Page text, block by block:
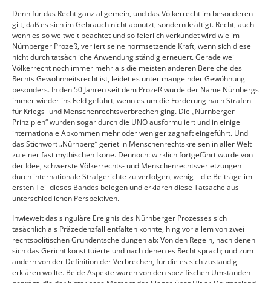
Denn für das Recht ganz allgemein, und das Völkerrecht im besonderen
gilt, daß es sich im Gebrauch nicht abnutzt, sondern kräftigt. Recht, auch
wenn es so weltweit beachtet und so feierlich verkündet wird wie im
Nürnberger Prozeß, verliert seine normsetzende Kraft, wenn sich diese
nicht durch tatsächliche Anwendung ständig erneuert. Gerade weil
Völkerrecht noch immer mehr als die meisten anderen Bereiche des
Rechts Gewohnheitsrecht ist, leidet es unter mangelnder Gewöhnung
besonders. In den 50 Jahren seit dem Prozeß wurde der Name Nürnbergs
immer wieder ins Feld geführt, wenn es um die Forderung nach Strafen
für Kriegs- und Menschenrechtsverbrechen ging. Die „Nürnberger
Prinzipien“ wurden sogar durch die UNO ausformuliert und in einige
internationale Abkommen mehr oder weniger zaghaft eingeführt. Und
das Stichwort „Nürnberg“ geriet in Menschenrechtskreisen in aller Welt
zu einer fast mythischen Ikone. Dennoch: wirklich fortgeführt wurde von
der Idee, schwerste Völkerrechts- und Menschenrechtsverletzungen
durch internationale Strafgerichte zu verfolgen, wenig – die Beiträge im
ersten Teil dieses Bandes belegen und erklären diese Tatsache aus
unterschiedlichen Perspektiven.
Inwieweit das singuläre Ereignis des Nürnberger Prozesses sich
tasächlich als Präzedenzfall entfalten konnte, hing vor allem von zwei
rechtspolitischen Grundentscheidungen ab: Von den Regeln, nach denen
sich das Gericht konstituierte und nach denen es Recht sprach; und zum
andern von der Definition der Verbrechen, für die es sich zuständig
erklären wollte. Beide Aspekte waren von den spezifischen Umständen